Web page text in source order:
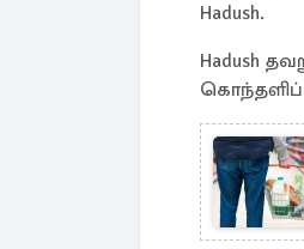
Hadush.
Hadush